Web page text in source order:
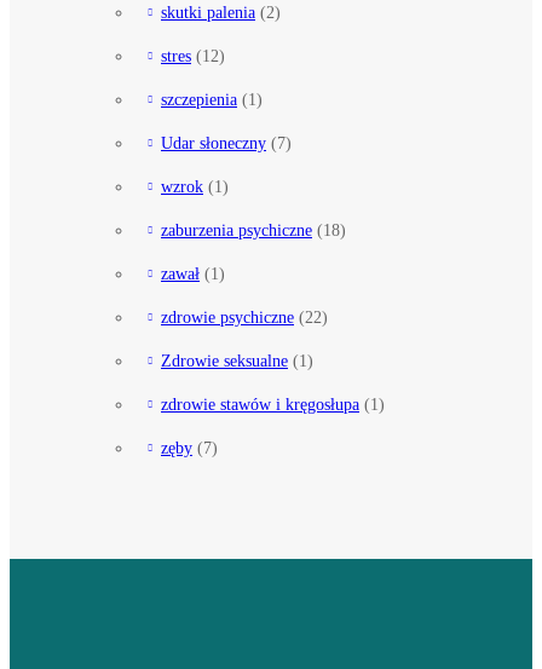
skutki palenia (2)
stres (12)
szczepienia (1)
Udar słoneczny (7)
wzrok (1)
zaburzenia psychiczne (18)
zawał (1)
zdrowie psychiczne (22)
Zdrowie seksualne (1)
zdrowie stawów i kręgosłupa (1)
zęby (7)